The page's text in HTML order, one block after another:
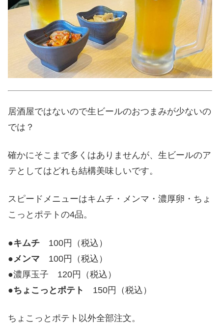
居酒屋ではないので生ビールのおつまみが少ないの
では？
確かにそこまで多くはありませんが、生ビールのア
テとしてはどれも結構美味しいです。
スピードメニューはキムチ・メンマ・濃厚卵・ちょ
こっとポテトの4品。
●キムチ 100円（税込）
● メンマ 100円（税込）
●濃厚玉子 120円（税込）
●ちょこっとポテト 150円（税込）
ちょこっとポテト以外全部注文。